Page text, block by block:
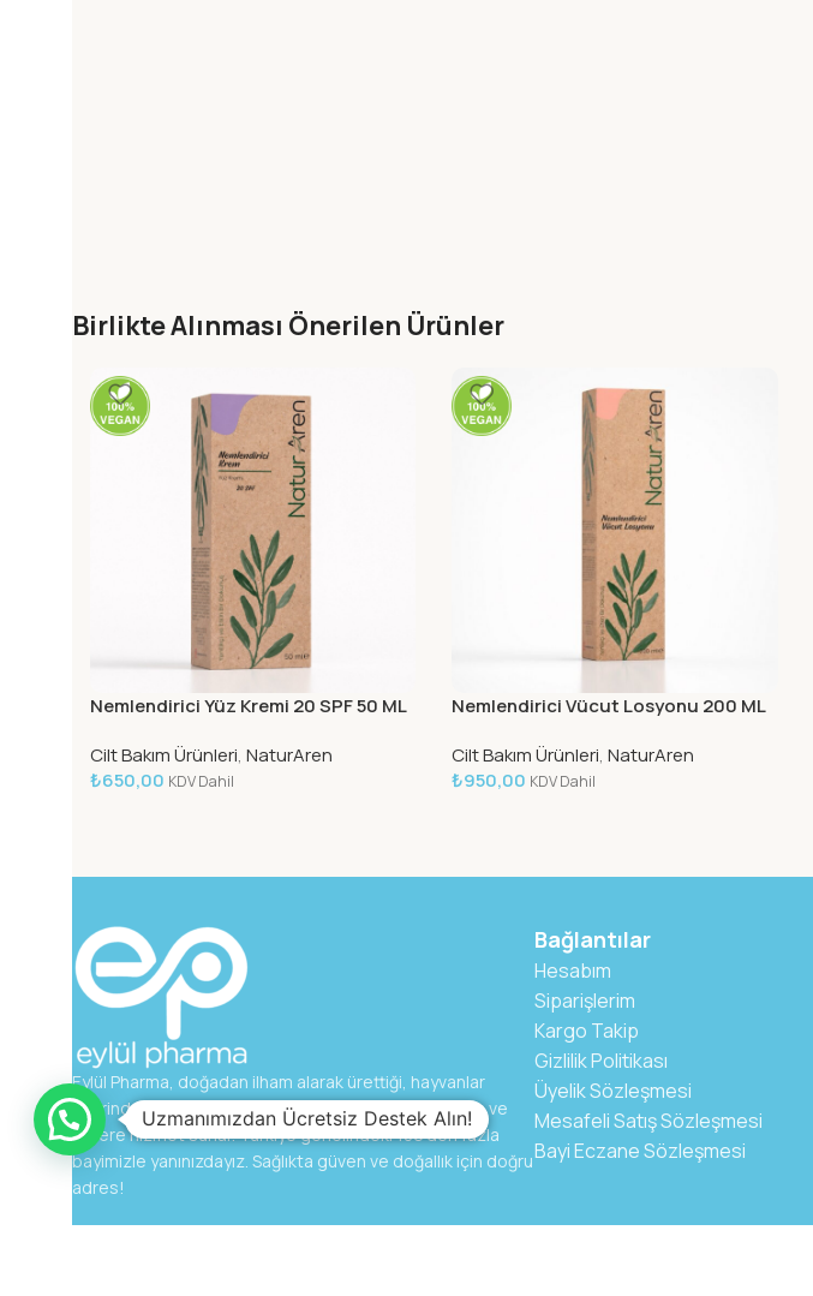
Birlikte Alınması Önerilen Ürünler
Nemlendirici Yüz Kremi 20 SPF 50 ML
Cilt Bakım Ürünleri, NaturAren
₺650,00 KDV Dahil
Nemlendirici Vücut Losyonu 200 ML
Cilt Bakım Ürünleri,NaturAren
₺950,00 KDV Dahil
Eylül Pharma, doğadan ilham alarak ürettiği, hayvanlar
üzerinde test edilmeyen doğal ürünleriyle eczacılara ve
sizlere hizmet sunar. Türkiye genelindeki 180’den fazla
bayimizle yanınızdayız. Sağlıkta güven ve doğallık için doğru
adres!
Bağlantılar
Hesabım
Siparişlerim
Kargo Takip
Gizlilik Politikası
Üyelik Sözleşmesi
Mesafeli Satış Sözleşmesi
Bayi Eczane Sözleşmesi
Uzmanımızdan Ücretsiz Destek Alın!